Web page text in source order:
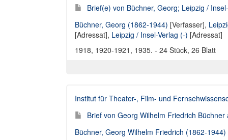
Brief(e) von Büchner, Georg; Leipzig /
Büchner, Georg (1862-1944) [Verfasser],
[Adressat], Leipzig / Insel-Verlag (-) [Adressat]
1918, 1920-1921, 1935. - 24 Stück, 26 Blatt
Institut für Theater-, Film- und
Brief von Georg Wilhelm Friedrich
Büchner, Georg Wilhelm Friedrich (1862-1944)